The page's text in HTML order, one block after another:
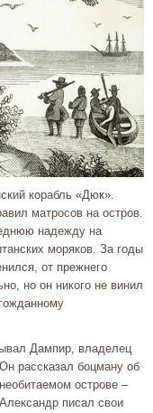
корабль «Дюк».
матросов на остров.
надежду на
моряков. За годы
от прежнего
но он никого не винил
Дампир, владелец
рассказал боцману об
острове –
писал свои